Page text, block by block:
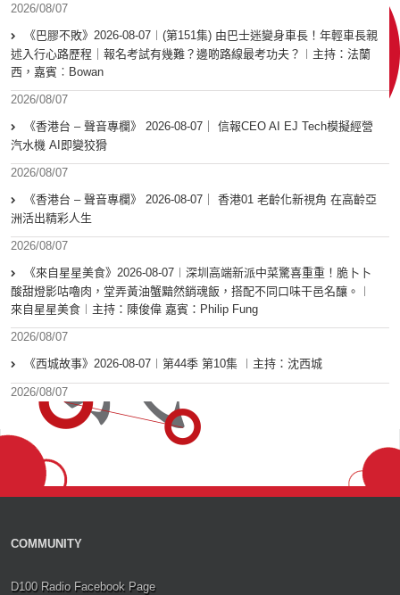
2026/08/07
《巴膠不敗》2026-08-07︱(第151集) 由巴士迷變身車長！年輕車長親
述入行心路歷程｜報名考試有幾難？邊啲路線最考功夫？︱主持：法蘭
西，嘉賓︰Bowan
2026/08/07
《香港台 – 聲音專欄》 2026-08-07｜ 信報CEO AI EJ Tech模擬經營
汽水機 AI即變狡猾
2026/08/07
《香港台 – 聲音專欄》 2026-08-07｜ 香港01 老齡化新視角 在高齡亞
洲活出精彩人生
2026/08/07
《來自星星美食》2026-08-07︱深圳高端新派中菜驚喜重重！脆卜卜
酸甜燈影咕嚕肉，堂弄黃油蟹黯然銷魂飯，搭配不同口味干邑名釀。︱
來自星星美食︱主持：陳俊偉 嘉賓：Philip Fung
2026/08/07
《西城故事》2026-08-07︱第44季 第10集 ︱主持：沈西城
2026/08/07
COMMUNITY
D100 Radio Facebook Page